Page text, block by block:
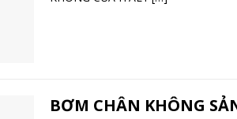
BƠM CHÂN KHÔNG